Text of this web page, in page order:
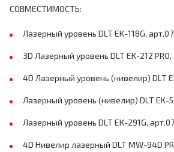
СОВМЕСТИМОСТЬ:
Лазерный уровень DLT EK-118G,
3D Лазерный уровень DLT EK-212
4D Лазерный уровень (нивелир) DLT
Лазерный уровень (нивелир) DLT EK-
Лазерный уровень DLT EK-291G,
4D Нивелир лазерный DLT MW-94D